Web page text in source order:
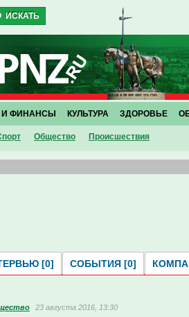
Общество Проиcшествия
И ФИНАНСЫ КУЛЬТУРА ЗДОРОВЬЕ
[0] СОБЫТИЯ [0]
23 августа 2016, 13:30